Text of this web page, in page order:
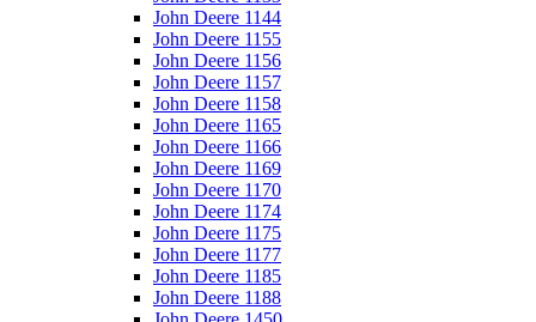
John Deere 1144
John Deere 1155
John Deere 1156
John Deere 1157
John Deere 1158
John Deere 1165
John Deere 1166
John Deere 1169
John Deere 1170
John Deere 1174
John Deere 1175
John Deere 1177
John Deere 1185
John Deere 1188